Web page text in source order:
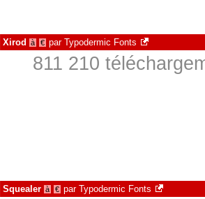
Xirod à € par Typodermic Fonts
811 210
Squealer à € par Typodermic Fonts